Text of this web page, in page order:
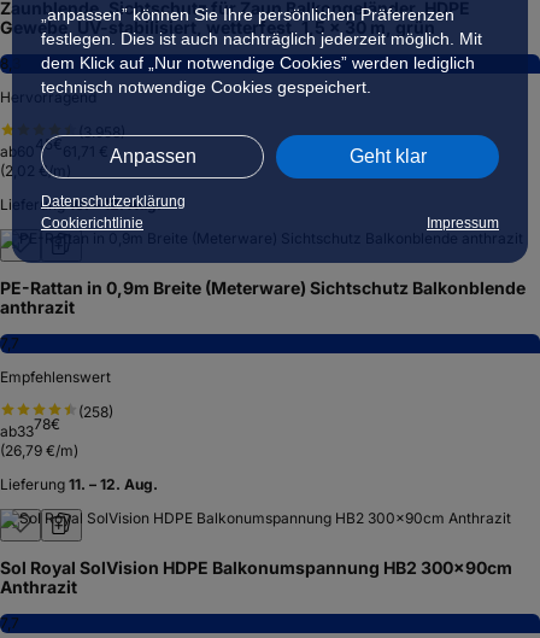
„anpassen” können Sie Ihre persönlichen Präferenzen
festlegen. Dies ist auch nachträglich jederzeit möglich. Mit
dem Klick auf „Nur notwendige Cookies” werden lediglich
technisch notwendige Cookies gespeichert.
Anpassen Geht klar
Datenschutzerklärung
Cookierichtlinie
Impressum
Zaunblende, Sichtschutz für Zaun Balkongeländer, HDPE
Gewebe, UV-stabilisiert, wetterfest, 1,5 x 30 m, grün
8,3
Hervorragend
(3.958)
ab
45€
(2,02 €/m
Lieferung 10. – 12. Aug.
PE-Rattan in 0,9m Breite (Meterware) Sichtschutz Balkonblende
anthrazit
7,7
Empfehlenswert
(258)
ab3378€
(26,79 €/m)
Lieferung 11. – 12. Aug.
Sol Royal SolVision HDPE Balkonumspannung HB2 300x90cm
Anthrazit
7,7